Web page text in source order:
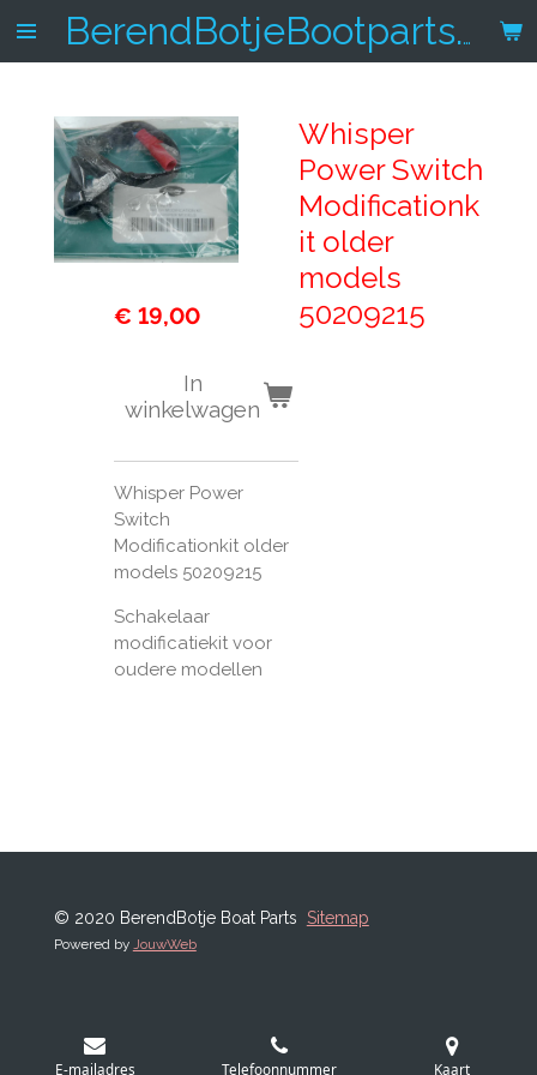
Ga
hoofdinhoud
BerendBotjeBootparts.nl
Whisper
Power Switch
Modificationk
it older
models
50209215
€ 19,00
In
winkelwagen
Whisper Power
Switch
Modificationkit older
models 50209215
Schakelaar
modificatiekit voor
oudere modellen
© 2020 BerendBotje Boat Parts Sitemap
Powered by JouwWeb
E-mailadres Telefoonnummer Kaart